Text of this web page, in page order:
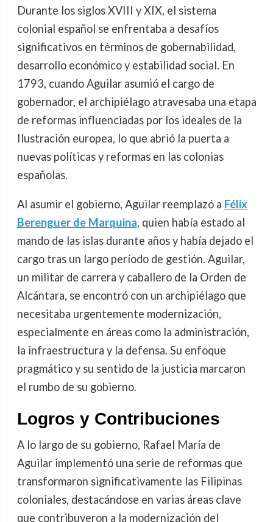
Durante los siglos XVIII y XIX, el sistema
colonial español se enfrentaba a desafíos
significativos en términos de gobernabilidad,
desarrollo económico y estabilidad social. En
1793, cuando Aguilar asumió el cargo de
gobernador, el archipiélago atravesaba una etapa
de reformas influenciadas por los ideales de la
Ilustración europea, lo que abrió la puerta a
nuevas políticas y reformas en las colonias
españolas.
Al asumir el gobierno, Aguilar reemplazó a Félix
Berenguer de Marquina, quien había estado al
mando de las islas durante años y había dejado el
cargo tras un largo período de gestión. Aguilar,
un militar de carrera y caballero de la Orden de
Alcántara, se encontró con un archipiélago que
necesitaba urgentemente modernización,
especialmente en áreas como la administración,
la infraestructura y la defensa. Su enfoque
pragmático y su sentido de la justicia marcaron
el rumbo de su gobierno.
Logros y Contribuciones
A lo largo de su gobierno, Rafael María de
Aguilar implementó una serie de reformas que
transformaron significativamente las Filipinas
coloniales, destacándose en varias áreas clave
que contribuyeron a la modernización del